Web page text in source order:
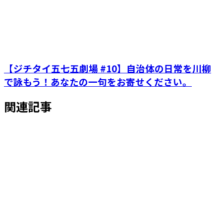
【ジチタイ五七五劇場 #10】自治体の日常を川柳
で詠もう！あなたの一句をお寄せください。
関連記事